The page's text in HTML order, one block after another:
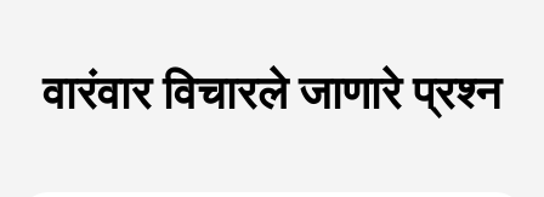
वारंवार विचारले जाणारे प्रश्न